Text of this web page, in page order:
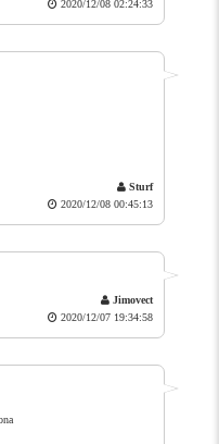
2020/12/08 02:24:33
Sturf
2020/12/08 00:45:13
Jimovect
2020/12/07 19:34:58